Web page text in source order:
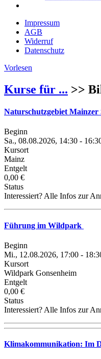
Impressum
AGB
Widerruf
Datenschutz
Vorlesen
Kurse für ... >>
Naturschutzgebiet Mainzer
Beginn
Sa., 08.08.2026, 14:30 -
Kursort
Mainz
Entgelt
0,00 €
Status
Interessiert? Alle Infos zur
Führung im Wildpark
Beginn
Mi., 12.08.2026, 17:00 -
Kursort
Wildpark Gonsenheim
Entgelt
0,00 €
Status
Interessiert? Alle Infos zur
Klimakommunikation: Im